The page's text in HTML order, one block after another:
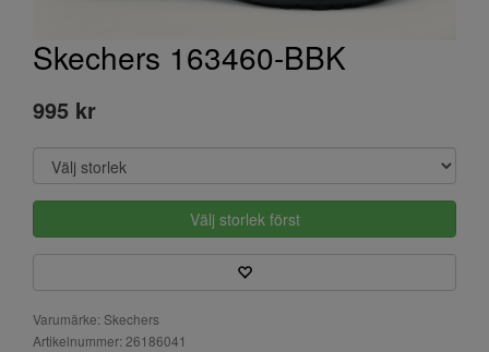
Skechers 163460-BBK
995 kr
Välj storlek först
Varumärke: Skechers
Artikelnummer: 26186041